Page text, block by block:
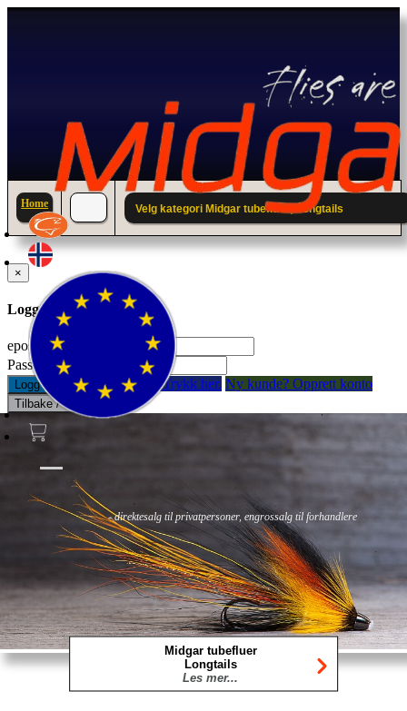
Fluefiske Fluebinding Kurs & Guiding
- direktesalg til privatpersoner, engrossalg til forhandlere
Home Velg kategori Midgar tubefluer; Longtails
×
Logg inn til din konto.
epostadresse:
Passord:
Logg inn Glemt passord? Trykk her. Ny kunde? Opprett konto
Tilbake / Lukk
Midgar tubefluer
Longtails
Les mer...